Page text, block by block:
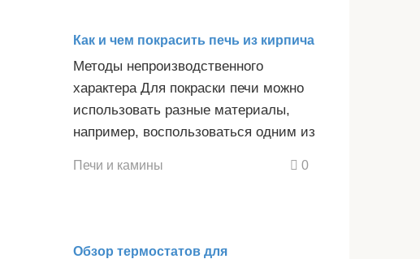
Как и чем покрасить печь из кирпича
Методы непроизводственного
характера Для покраски печи можно
использовать разные материалы,
например, воспользоваться одним из
Печи и камины 0
Обзор термостатов для